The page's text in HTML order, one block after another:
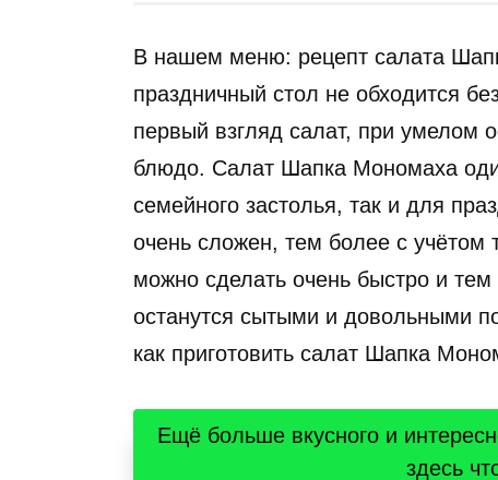
В нашем меню: рецепт салата
праздничный стол не обходится
первый взгляд салат, при умелом
блюдо. Салат Шапка Мономаха
семейного застолья, так и для
очень сложен, тем более с учётом
можно сделать очень быстро и
останутся сытыми и довольными
как приготовить салат Шапка
Ещё больше вкусного и
здесь